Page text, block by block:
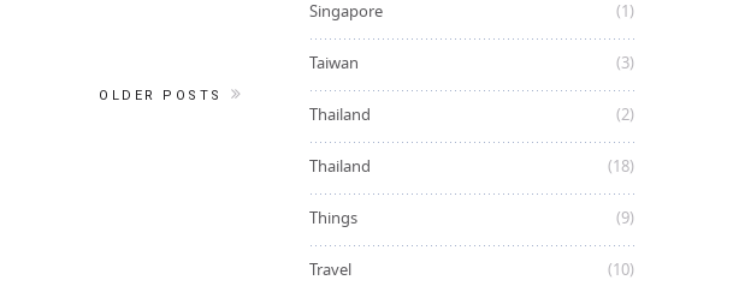
OLDER POSTS
Singapore (1)
Taiwan (3)
Thailand (2)
Thailand (18)
Things (9)
Travel (10)